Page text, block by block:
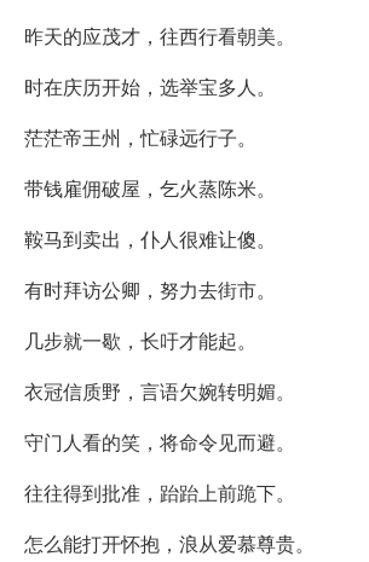
昨天的应茂才，往西行看朝美。
时在庆历开始，选举宝多人。
茫茫帝王州，忙碌远行子。
带钱雇佣破屋，乞火蒸陈米。
鞍马到卖出，仆人很难让傻。
有时拜访公卿，努力去街市。
几步就一歇，长吁才能起。
衣冠信质野，言语欠婉转明媚。
守门人看的笑，将命令见而避。
往往得到批准，跆跆上前跪下。
怎么能打开怀抱，浪从爱慕尊贵。